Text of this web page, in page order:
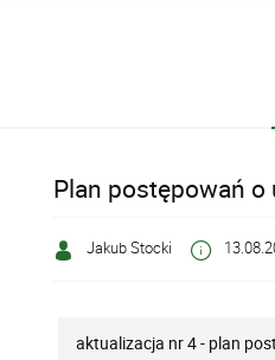
Plan postępowań
Jakub Stocki
aktualizacja nr 4 - plan